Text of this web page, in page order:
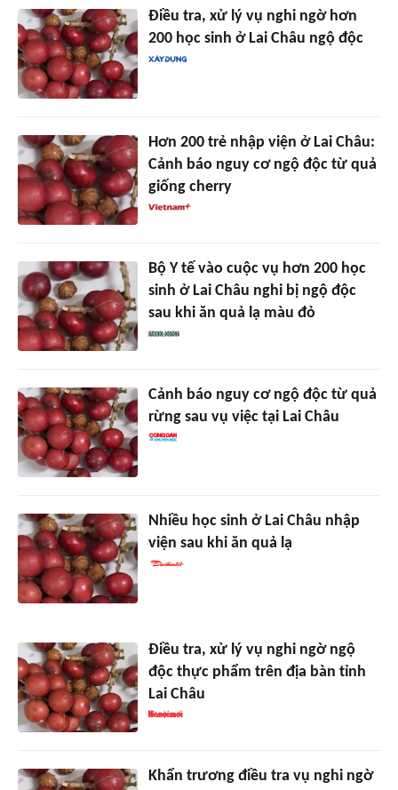
Điều tra, xử lý vụ nghi ngờ hơn
200 học sinh ở Lai Châu ngộ độc
Hơn 200 trẻ nhập viện ở Lai Châu:
Cảnh báo nguy cơ ngộ độc từ quả
giống cherry
Bộ Y tế vào cuộc vụ hơn 200 học
sinh ở Lai Châu nghi bị ngộ độc
sau khi ăn quả lạ màu đỏ
Cảnh báo nguy cơ ngộ độc từ quả
rừng sau vụ việc tại Lai Châu
Nhiều học sinh ở Lai Châu nhập
viện sau khi ăn quả lạ
Điều tra, xử lý vụ nghi ngờ ngộ
độc thực phẩm trên địa bàn tỉnh
Lai Châu
Khẩn trương điều tra vụ nghi ngờ